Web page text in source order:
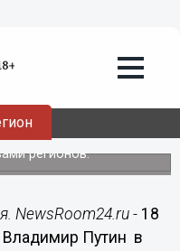
является
Владимира
регионов.
NewsRoom24.ru - 18
Владимир Путин в